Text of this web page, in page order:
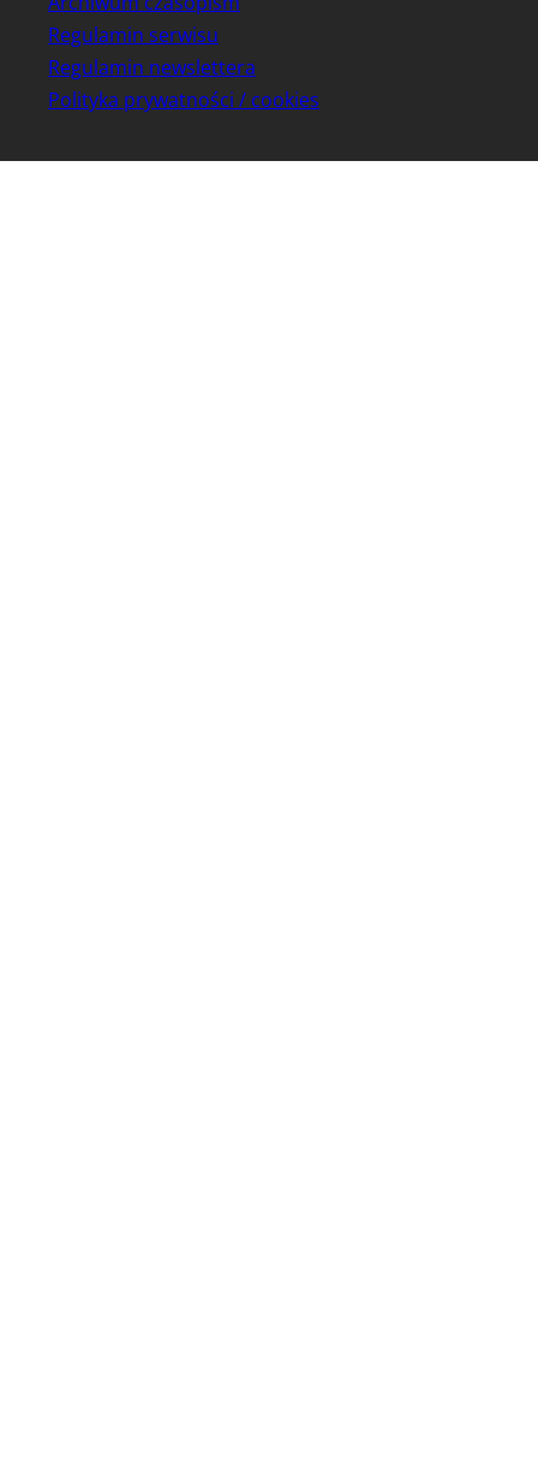
Regulamin serwisu
Regulamin newslettera
Polityka prywatności / cookies